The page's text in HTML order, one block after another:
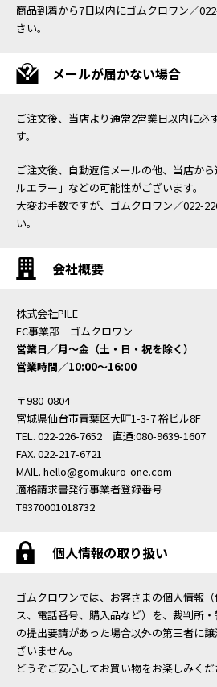
商品到着から7日以内にゴムクロワン／
さい。
メールが届かない場合
ご注文後、当店より通常2営業日以内に必
す。
ご注文後、自動返信メールの他、当店か
ルエラー」などの可能性がございます。
大変お手数ですが、ゴムクロワン／022-
い。
会社概要
株式会社PILE
EC事業部 ゴムクロワン
営業日／月〜金（土・日・祝を除く）
営業時間／10:00〜16:00
〒980-0804
宮城県仙台市青葉区大町1-3-7 裕ビル8F
TEL. 022-226-7652 直通:080-9639-1607
FAX. 022-217-6721
MAIL. hello@gomukuro-one.com
適格請求書発行事業者登録番号
T8370001018732
個人情報の取り扱い
ゴムクロワンでは、お客さまの個人情報
ス、電話番号、購入品など）を、裁判所
の提出要請があった場合以外の第三者に
ざいません。
どうぞご安心してお買い物をお楽しみくだ